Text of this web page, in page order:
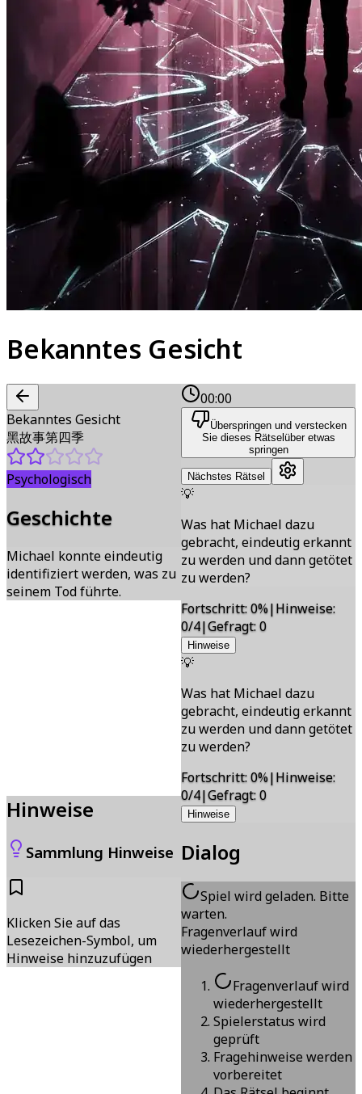
Bekanntes Gesicht
Bekanntes Gesicht
黑故事第四季
Psychologisch
Geschichte
Michael konnte eindeutig
identifiziert werden, was zu
seinem Tod führte.
Hinweise
Sammlung Hinweise
Klicken Sie auf das
Lesezeichen-Symbol, um
Hinweise hinzuzufügen
00:00
Überspringen und verstecken
Sie dieses Rätsel über etwas
springen
Nächstes Rätsel
💡
Was hat Michael dazu
gebracht, eindeutig erkannt
zu werden und dann getötet
zu werden?
Fortschritt:0%|Hinweise:
0/4|Gefragt:0
Hinweise
💡
Was hat Michael dazu
gebracht, eindeutig erkannt
zu werden und dann getötet
zu werden?
Fortschritt:0%|Hinweise:
0/4|Gefragt:0
Hinweise
Dialog
Spiel wird geladen. Bitte
warten.
Fragenverlauf wird
wiederhergestellt
Fragenverlauf wird
wiederhergestellt
Spielerstatus wird
geprüft
Fragehinweise werden
vorbereitet